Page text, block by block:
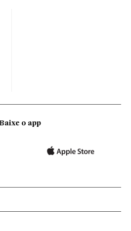
o app